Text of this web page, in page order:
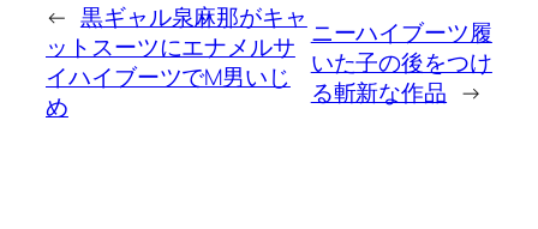
← 黒ギャル泉麻那がキャ
ットスーツにエナメルサ
イハイブーツでM男いじ
め
ニーハイブーツ履
いた子の後をつけ
る斬新な作品 →